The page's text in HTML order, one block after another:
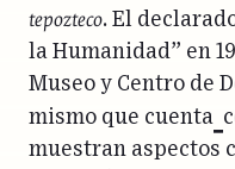
tepozteco. El
la Humanidad” en
Museo y Centro de
mismo que cuenta
muestran aspectos